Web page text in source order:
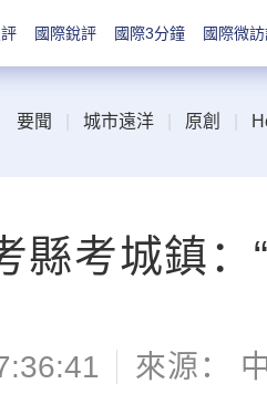
國際銳評 國際3分鐘 國際微
要聞 城市遠洋 原創
縣考城鎮
來源：